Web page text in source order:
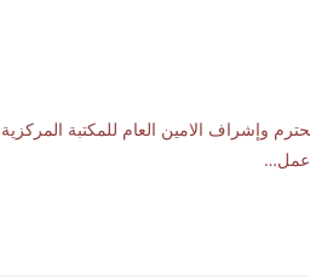
وإشراف الامين العام للمكتبة
عمل…